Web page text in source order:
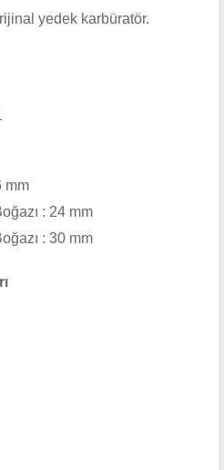
yedek karbüratör.
mm
: 24 mm
: 30 mm